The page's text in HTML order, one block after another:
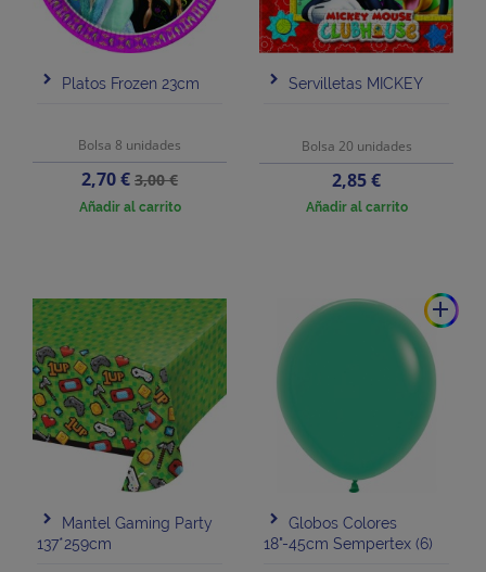
Platos Frozen 23cm
Bolsa 8 unidades
Precio
2,70 €Precio
base
3,00 €
Añadir al carrito
Servilletas MICKEY
Bolsa 20 unidades
Precio
2,85 €
Añadir al carrito
Mantel Gaming Party
137*259cm
add
Globos Colores
18"-45cm Sempertex (6)